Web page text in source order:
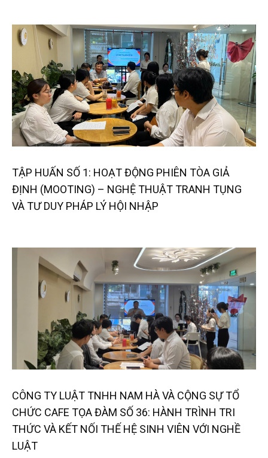
TẬP HUẤN SỐ 1: HOẠT ĐỘNG PHIÊN TÒA GIẢ
ĐỊNH (MOOTING) – NGHỆ THUẬT TRANH TỤNG
VÀ TƯ DUY PHÁP LÝ HỘI NHẬP
CÔNG TY LUẬT TNHH NAM HÀ VÀ CỘNG SỰ TỔ
CHỨC CAFE TỌA ĐÀM SỐ 36: HÀNH TRÌNH TRI
THỨC VÀ KẾT NỐI THẾ HỆ SINH VIÊN VỚI NGHỀ
LUẬT